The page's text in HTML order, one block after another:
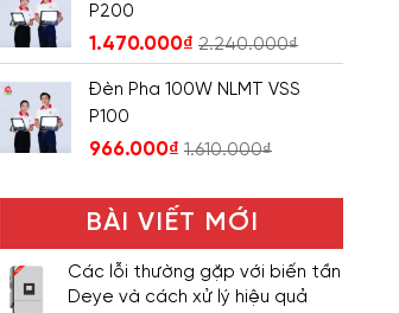
P200
1.470.000₫ 2.240.000₫
Đèn Pha 100W NLMT VSS
P100
966.000₫ 1.610.000₫
BÀI VIẾT MỚI
Các lỗi thường gặp với biến tần
Deye và cách xử lý hiệu quả